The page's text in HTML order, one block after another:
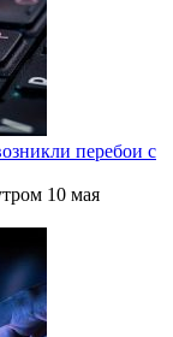
перебои с
10 мая